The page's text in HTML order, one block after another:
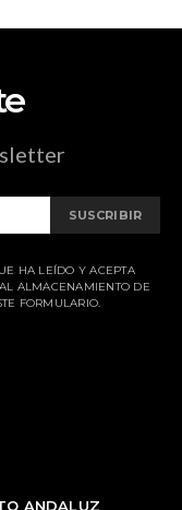
SUSCRIBIR
HA LEÍDO Y ACEPTA
ALMACENAMIENTO DE
FORMULARIO.
ANDALUZ